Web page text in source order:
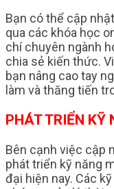
Bạn có thể cập
qua các khóa học
chí chuyên ngành
chia sẻ kiến thức.
bạn nâng cao tay
làm và thăng tiến
PHÁT TRIỂN KỸ
Bên cạnh việc cập
phát triển kỹ năng
đại hiện nay. Các